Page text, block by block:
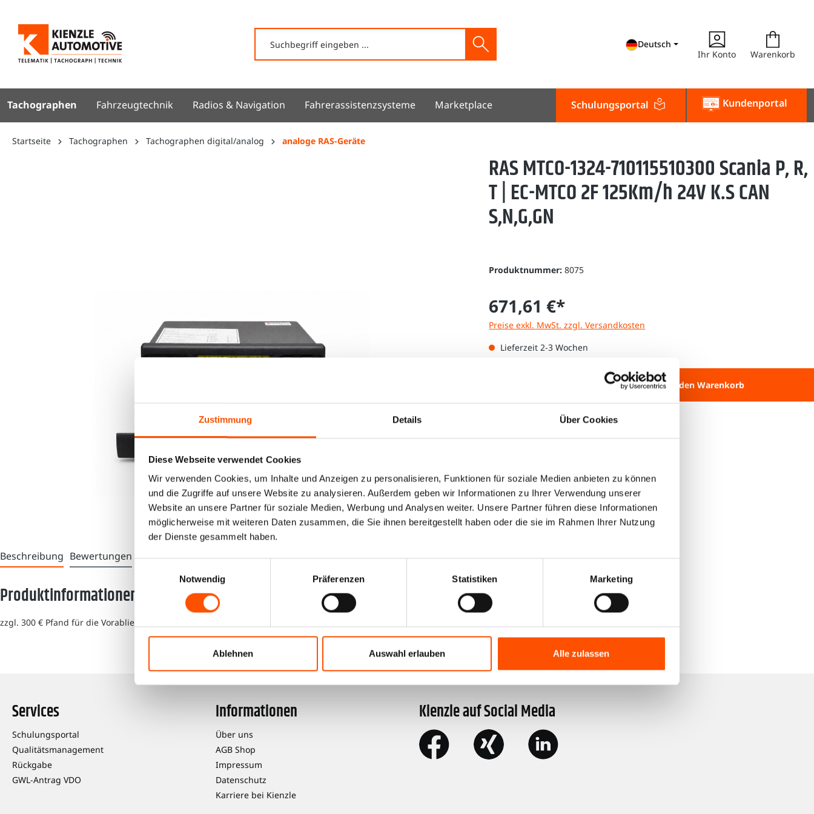
Zustimmung Details Über Cookies
Diese Webseite verwendet Cookies
Wir verwenden Cookies, um Inhalte und Anzeigen zu personalisieren, Funktionen für soziale Medien anbieten zu können
und die Zugriffe auf unsere Website zu analysieren. Außerdem geben wir Informationen zu Ihrer Verwendung unserer
Website an unsere Partner für soziale Medien, Werbung und Analysen weiter. Unsere Partner führen diese Informationen
möglicherweise mit weiteren Daten zusammen, die Sie ihnen bereitgestellt haben oder die sie im Rahmen Ihrer Nutzung
der Dienste gesammelt haben.
Notwendig
Präferenzen Statistiken Marketing
Ablehnen Auswahl erlauben Alle zulassen
Deutsch
Ihr Konto
Warenkorb
Tachographen Fahrzeugtechnik Radios & Navigation Fahrerassistenzsysteme Marketplace Kundenportal
Schulungsportal
Startseite Tachographen Tachographen digital/analog analoge RAS-Geräte
RAS MTCO-1324-710115510300 Scania P, R,
T | EC-MTCO 2F 125Km/h 24V K.S CAN
S,N,G,GN
Produktnummer:8075
671,61 €*
Preise exkl. MwSt. zzgl. Versandkosten
Lieferzeit 2-3 Wochen
Produkt Anzahl: Gib den gewünschten Wert
In den Warenkorb
Beschreibung Bewertungen
Produktinformationen "RAS MTCO-1324-710115510300 Scania P, R, T | EC-MTCO 2F 125Km/h 24V K.S CAN S,N,G,GN"
zzgl. 300 € Pfand für die Vorablieferung.
Services
Schulungsportal
Qualitätsmanagement
Rückgabe
GWL-Antrag VDO
Informationen
Über uns
AGB Shop
Impressum
Datenschutz
Karriere bei Kienzle
Kienzle auf Social Media